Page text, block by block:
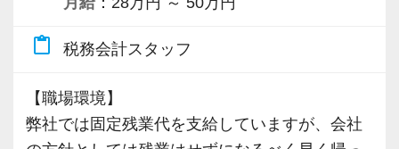
content_paste 税務会計スタッフ
【職場環境】
弊社では固定残業代を支給していますが、会社